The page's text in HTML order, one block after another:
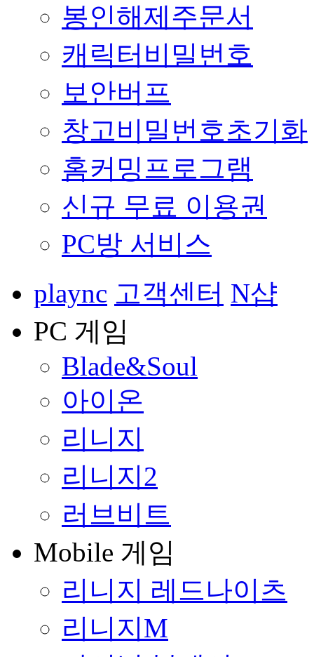
봉인해제주문서
캐릭터비밀번호
보안버프
창고비밀번호초기화
홈커밍프로그램
신규 무료 이용권
PC방 서비스
plaync 고객센터 N샵
PC 게임
Blade&Soul
아이온
리니지
리니지2
러브비트
Mobile 게임
리니지 레드나이츠
리니지M